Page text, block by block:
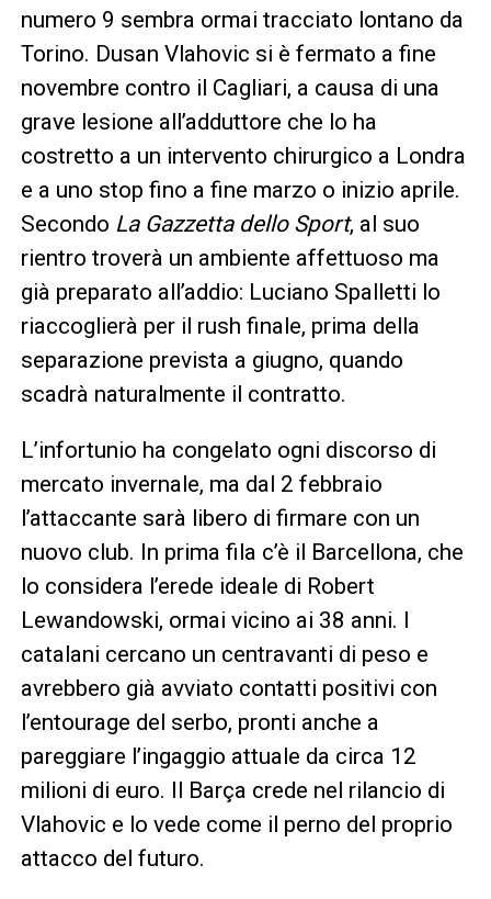
numero 9 sembra ormai tracciato lontano da
Torino. Dusan Vlahovic si è fermato a fine
novembre contro il Cagliari, a causa di una
grave lesione all’adduttore che lo ha
costretto a un intervento chirurgico a Londra
e a uno stop fino a fine marzo o inizio aprile.
Secondo La Gazzetta dello Sport, al suo
rientro troverà un ambiente affettuoso ma
già preparato all’addio: Luciano Spalletti lo
riaccoglierà per il rush finale, prima della
separazione prevista a giugno, quando
scadrà naturalmente il contratto.
L’infortunio ha congelato ogni discorso di
mercato invernale, ma dal 2 febbraio
l’attaccante sarà libero di firmare con un
nuovo club. In prima fila c’è il Barcellona, che
lo considera l’erede ideale di Robert
Lewandowski, ormai vicino ai 38 anni. I
catalani cercano un centravanti di peso e
avrebbero già avviato contatti positivi con
l’entourage del serbo, pronti anche a
pareggiare l’ingaggio attuale da circa 12
milioni di euro. Il Barça crede nel rilancio di
Vlahovic e lo vede come il perno del proprio
attacco del futuro.